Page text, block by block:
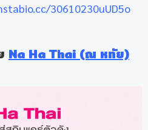
30610230uUD5o
Na Ha Thai (ณ หทัย)